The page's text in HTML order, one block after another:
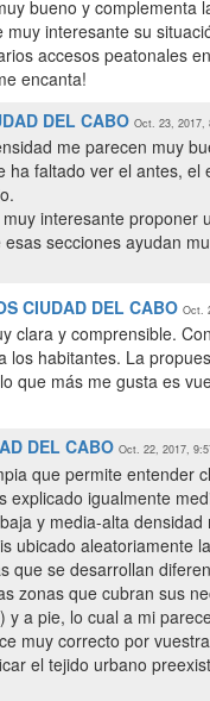
bueno y
interesante su
accesos peatonales
encanta!
DEL CABO Oct. 23, 2017,
me parecen muy
ha faltado ver el antes,
interesante
secciones ayudan
CIUDAD DEL CABO Oct.
clara y comprensible.
los habitantes. La
que más me gusta es
DEL CABO Oct. 22, 2017,
que permite entender
explicado igualmente
y media-alta
ubicado aleatoriamente
que se desarrollan
zonas que cubran sus
y a pie, lo cual a mi
muy correcto por
el tejido urbano